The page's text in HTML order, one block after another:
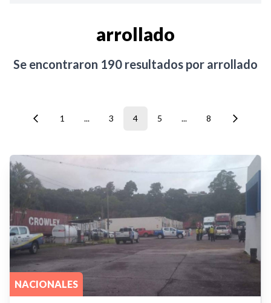
arrollado
Se encontraron 190 resultados por arrollado
1 ... 3 4 5 ... 8
NACIONALES